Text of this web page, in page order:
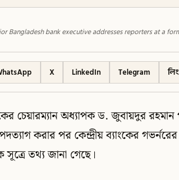
Bangladesh bank executive addresses reporters at a
X LinkedIn Telegram
চেয়ারম্যান অধ্যাপক ড. জুবায়দুর
করার পর কেন্দ্রীয় ব্যাংকের
সূত্রে তথ্য জানা গেছে।